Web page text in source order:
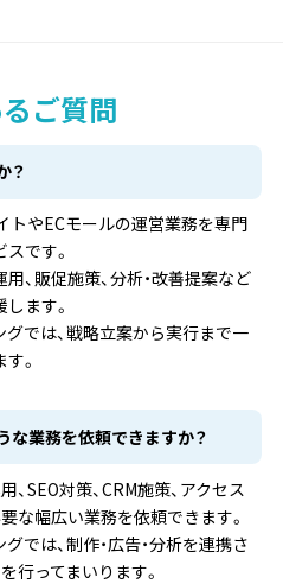
ご質問
？
トやECモールの運営業務を専門
です。
、販促施策、分析・改善提案など
ます。
では、戦略立案から実行まで一
。
な業務を依頼できますか？
、SEO対策、CRM施策、アクセス
な幅広い業務を依頼できます。
では、制作・広告・分析を連携さ
行ってまいります。